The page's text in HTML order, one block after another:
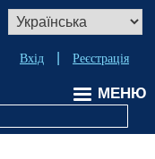
МЕНЮ
МенюВхід Реєстрація
Select
your
language